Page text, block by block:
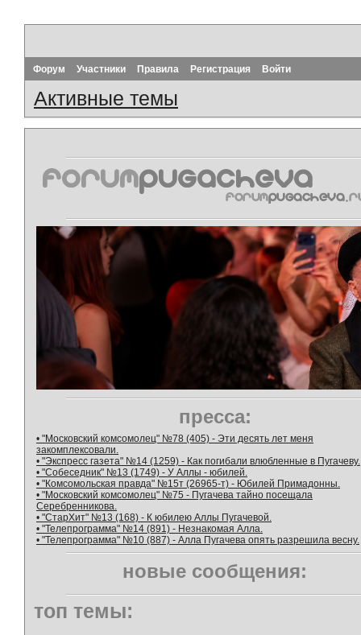
Форум Участники Правила Регистрация Войти
Активные темы
пресса:
• "Московский комсомолец" №78 (405) - Эти десять лет меня
закомплексовали.
• "Экспресс газета" №14 (1259) - Как погибали влюбленные в Пугачеву.
• "Собеседник" №13 (1749) - У Аллы - юбилей.
• "Комсомольская правда" №15т (26965-т) - Юбилей Примадонны.
• "Московский комсомолец" №75 - Пугачева тайно посещала
Серебренникова.
• "СтарХит" №13 (168) - К юбилею Аллы Пугачевой.
• "Телепрограмма" №14 (891) - Незнакомая Алла.
• "Телепрограмма" №10 (887) - Алла Пугачева опять разрешила весну.
новые сообщения:
топ темы: